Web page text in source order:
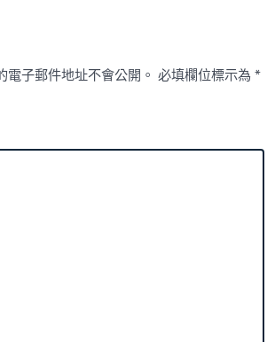
電子郵件地址不會公開。 必填欄位標示為*